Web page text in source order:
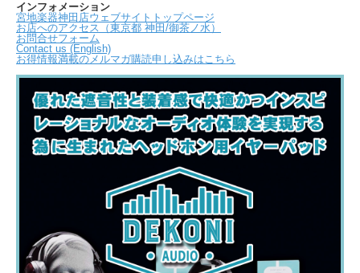
インフォメーション
宮地楽器神田店ウェブサイトトップページ
お店へのアクセス（東京都 神田/御茶ノ水）
お問合せフォーム
Contact us (English)
お得情報満載のメルマガ購読申し込みはこちら